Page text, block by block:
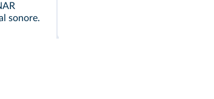
sonore.